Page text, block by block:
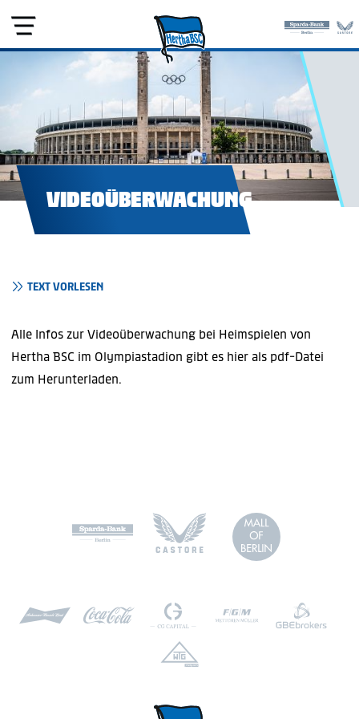
VIDEOÜBERWACHUNG
TEXT VORLESEN
Alle Infos zur Videoüberwachung bei Heimspielen von
Hertha BSC im Olympiastadion gibt es hier als pdf-Datei
zum Herunterladen.